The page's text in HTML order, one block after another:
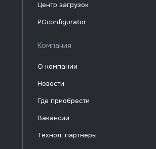
Компания
Центр загрузок
PGconfigurator
О компании
Новости
Где приобрести
Вакансии
Технол. партнеры